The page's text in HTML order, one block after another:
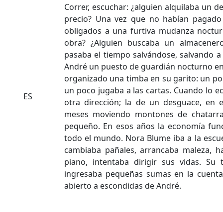
ES
Correr, escuchar: ¿alguien alquilaba un
precio? Una vez que no habían
obligados a una furtiva mudanza
obra? ¿Alguien buscaba un
pasaba el tiempo salvándose, salvando
André un puesto de guardián nocturno
organizado una timba en su garito: un
un poco jugaba a las cartas. Cuando lo
otra dirección; la de un desguace, en
meses moviendo montones de
pequeño. En esos años la economía
todo el mundo. Nora Blume iba a la
cambiaba pañales, arrancaba maleza,
piano, intentaba dirigir sus vidas. Su
ingresaba pequeñas sumas en la
abierto a escondidas de André.